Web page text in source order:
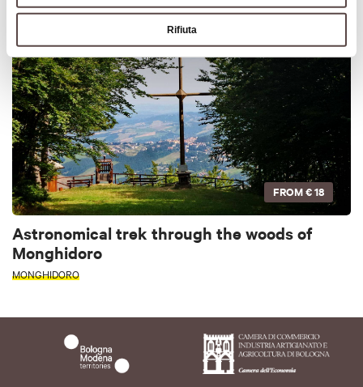
Rifiuta
ACTIVITY
FROM€ 18
Astronomical trek through the woods of
Monghidoro
MONGHIDORO